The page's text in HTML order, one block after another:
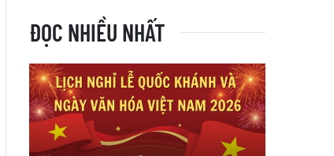
ĐỌC NHIỀU NHẤT